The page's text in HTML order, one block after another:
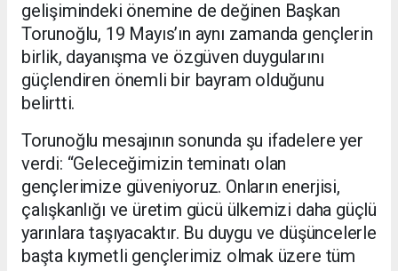
gelişimindeki önemine de değinen Başkan
Torunoğlu, 19 Mayıs’ın aynı zamanda gençlerin
birlik, dayanışma ve özgüven duygularını
güçlendiren önemli bir bayram olduğunu
belirtti.
Torunoğlu mesajının sonunda şu ifadelere yer
verdi: “Geleceğimizin teminatı olan
gençlerimize güveniyoruz. Onların enerjisi,
çalışkanlığı ve üretim gücü ülkemizi daha güçlü
yarınlara taşıyacaktır. Bu duygu ve düşüncelerle
başta kıymetli gençlerimiz olmak üzere tüm